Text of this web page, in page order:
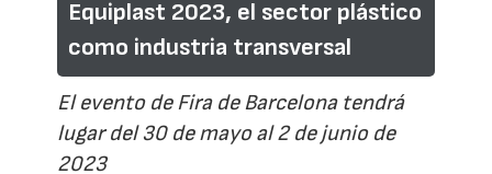
Equiplast 2023, el sector plástico
como industria transversal
El evento de Fira de Barcelona tendrá
lugar del 30 de mayo al 2 de junio de
2023